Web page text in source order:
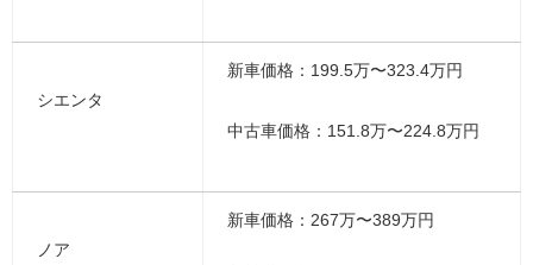
シエンタ
新車価格：199.5万〜323.4万円
中古車価格：151.8万〜224.8万円
ノア
新車価格：267万〜389万円